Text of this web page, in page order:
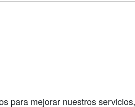
para mejorar nuestros